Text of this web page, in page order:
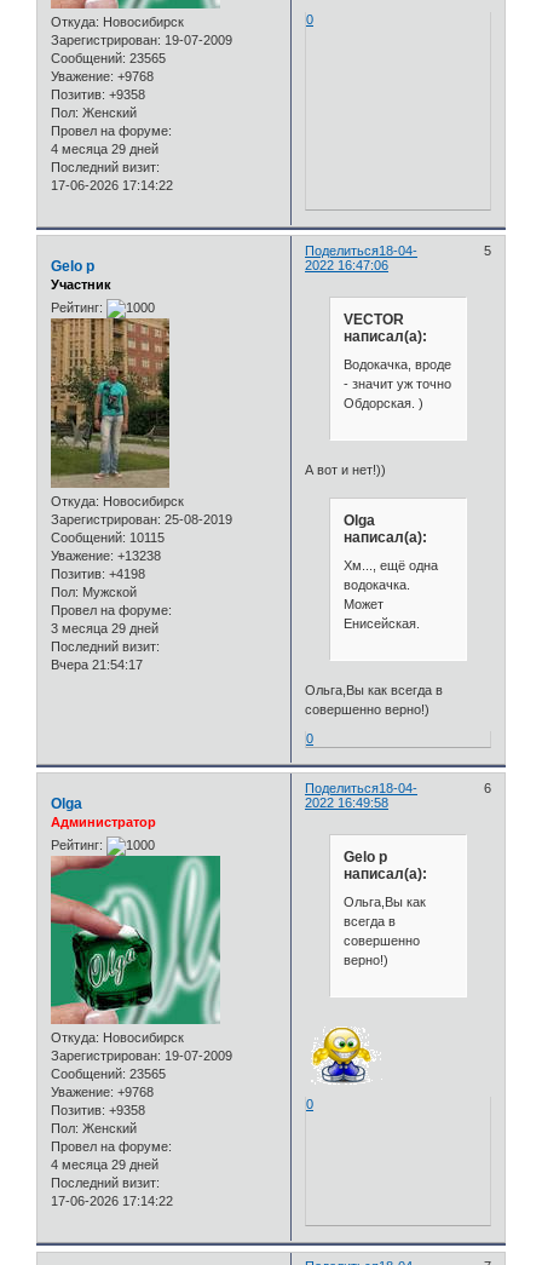
Откуда: Новосибирск
Зарегистрирован: 19-07-2009
Сообщений: 23565
Уважение: +9768
Позитив: +9358
Пол: Женский
Провел на форуме:
4 месяца 29 дней
Последний визит:
17-06-2026 17:14:22
0
Поделиться 5
18-04-
2022 16:47:06
Gelo p
Участник
Рейтинг:
Откуда: Новосибирск
Зарегистрирован: 25-08-2019
Сообщений: 10115
Уважение: +13238
Позитив: +4198
Пол: Мужской
Провел на форуме:
3 месяца 29 дней
Последний визит:
Вчера 21:54:17
VECTOR
написал(а):
Водокачка, вроде
- значит уж точно
Обдорская. )
А вот и нет!))
Olga
написал(а):
Хм..., ещё одна
водокачка.
Может
Енисейская.
Ольга,Вы как всегда в
совершенно верно!)
0
Поделиться 6
18-04-
2022 16:49:58
Olga
Администратор
Рейтинг:
Откуда: Новосибирск
Зарегистрирован: 19-07-2009
Сообщений: 23565
Уважение: +9768
Позитив: +9358
Пол: Женский
Провел на форуме:
4 месяца 29 дней
Последний визит:
17-06-2026 17:14:22
Gelo p
написал(а):
Ольга,Вы как
всегда в
совершенно
верно!)
0